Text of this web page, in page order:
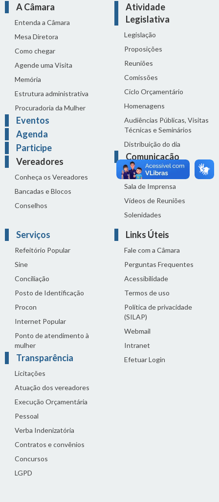
A Câmara
Entenda a Câmara
Mesa Diretora
Como chegar
Agende uma Visita
Memória
Estrutura administrativa
Procuradoria da Mulher
Eventos
Agenda
Participe
Vereadores
Conheça os Vereadores
Bancadas e Blocos
Conselhos
Atividade
Legislativa
Legislação
Proposições
Reuniões
Comissões
Ciclo Orçamentário
Homenagens
Audiências Públicas, Visitas
Técnicas e Seminários
Distribuição do dia
Comunicação
Notícias
Sala de Imprensa
Vídeos de Reuniões
Solenidades
Serviços
Refeitório Popular
Sine
Conciliação
Posto de Identificação
Procon
Internet Popular
Ponto de atendimento à
mulher
Transparência
Licitações
Atuação dos vereadores
Execução Orçamentária
Pessoal
Verba Indenizatória
Contratos e convênios
Concursos
LGPD
Links Úteis
Fale com a Câmara
Perguntas Frequentes
Acessibilidade
Termos de uso
Política de privacidade
(SILAP)
Webmail
Intranet
Efetuar Login